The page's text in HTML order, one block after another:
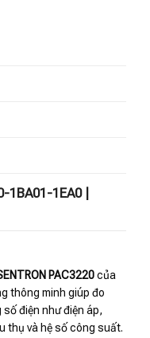
1EA0 |
PAC3220của
thông minh giúp đo
điện như điện áp,
thụ và hệ số công suất.